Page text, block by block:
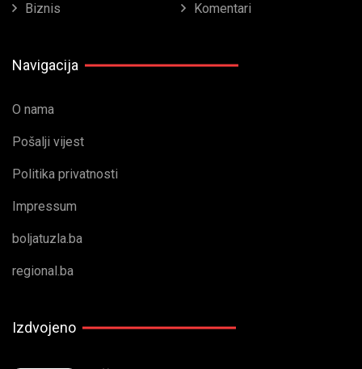
Biznis Komentari
Navigacija
O nama
Pošalji vijest
Politika privatnosti
Impressum
boljatuzla.ba
regional.ba
Izdvojeno